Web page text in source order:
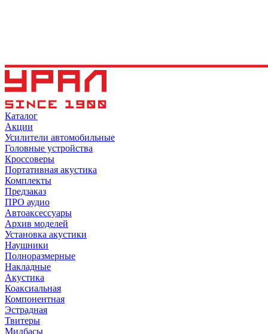
Каталог
Акции
Усилители автомобильные
Головные устройства
Кроссоверы
Портативная акустика
Комплекты
Предзаказ
ПРО аудио
Автоаксессуары
Архив моделей
Установка акустики
Наушники
Полноразмерные
Накладные
Акустика
Коаксиальная
Компонентная
Эстрадная
Твитеры
Мидбасы